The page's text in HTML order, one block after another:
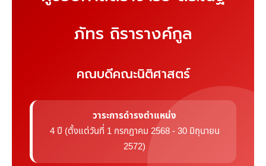
ภัทร ถิรารางค์กูล
คณบดีคณะนิติศาสตร์
วาระการดำรงตำแหน่ง
4 ปี (ตั้งแต่วันที่ 1 กรกฎาคม 2568 - 30 มิถุนายน
2572)